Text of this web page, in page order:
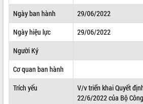
SỞ, BAN, NGÀNH
THÔNG TIN CHỈ ĐẠO ĐIỀU HÀNH
HỆ THỐNG VĂN BẢN
VĂN BẢN HĐND TỈNH
Ngày ban hành
29/06/2022
Ngày hiệu lực
29/06/2022
Người Ký
Cơ quan ban hành
Trích yếu
V/v triển khai Quyết
22/6/2022 của Bộ